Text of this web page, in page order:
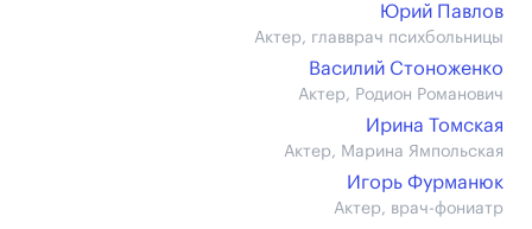
Юрий Павлов
Актер, главврач психбольницы
Василий Стоноженко
Актер, Родион Романович
Ирина Томская
Актер, Марина Ямпольская
Игорь Фурманюк
Актер, врач-фониатр